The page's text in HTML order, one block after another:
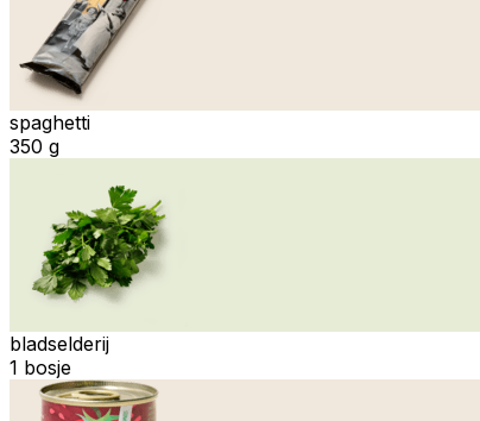
spaghetti
350 g
bladselderij
1 bosje